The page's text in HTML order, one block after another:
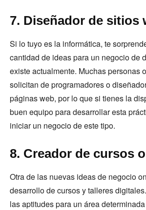
7. Diseñador de sitios
Si lo tuyo es la informática, te
cantidad de ideas para un negocio de
existe actualmente. Muchas personas
solicitan de programadores o
páginas web, por lo que si tienes la
buen equipo para desarrollar esta
iniciar un negocio de este tipo.
8. Creador de cursos
Otra de las nuevas ideas de negocio
desarrollo de cursos y talleres
las aptitudes para un área